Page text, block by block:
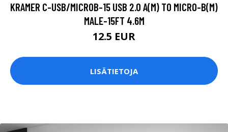
KRAMER C-USB/MICROB-15 USB 2.0 A(M) TO MICRO-B(M)
MALE-15FT 4.6M
12.5 EUR
LISÄTIETOJA